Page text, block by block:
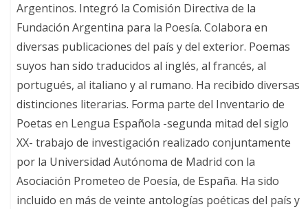
Argentinos. Integró la Comisión Directiva de la
Fundación Argentina para la Poesía. Colabora en
diversas publicaciones del país y del exterior. Poemas
suyos han sido traducidos al inglés, al francés, al
portugués, al italiano y al rumano. Ha recibido diversas
distinciones literarias. Forma parte del Inventario de
Poetas en Lengua Española -segunda mitad del siglo
XX- trabajo de investigación realizado conjuntamente
por la Universidad Autónoma de Madrid con la
Asociación Prometeo de Poesía, de España. Ha sido
incluido en más de veinte antologías poéticas del país y